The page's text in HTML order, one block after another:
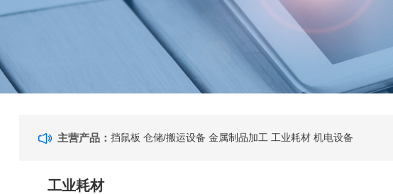
主营产品：挡鼠板 仓储/搬运设备 金属制品加工 工业耗材 机电设备
工业耗材